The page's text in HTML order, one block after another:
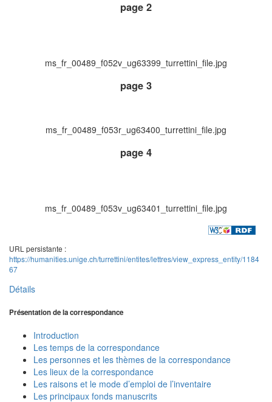
page 2
ms_fr_00489_f052v_ug63399_turrettini_file.jpg
page 3
ms_fr_00489_f053r_ug63400_turrettini_file.jpg
page 4
ms_fr_00489_f053v_ug63401_turrettini_file.jpg
URL persistante :
https://humanities.unige.ch/turrettini/entites/lettres/view_express_entity/1184
67
Détails
Présentation de la correspondance
Introduction
Les temps de la correspondance
Les personnes et les thèmes de la correspondance
Les lieux de la correspondance
Les raisons et le mode d’emploi de l’inventaire
Les principaux fonds manuscrits